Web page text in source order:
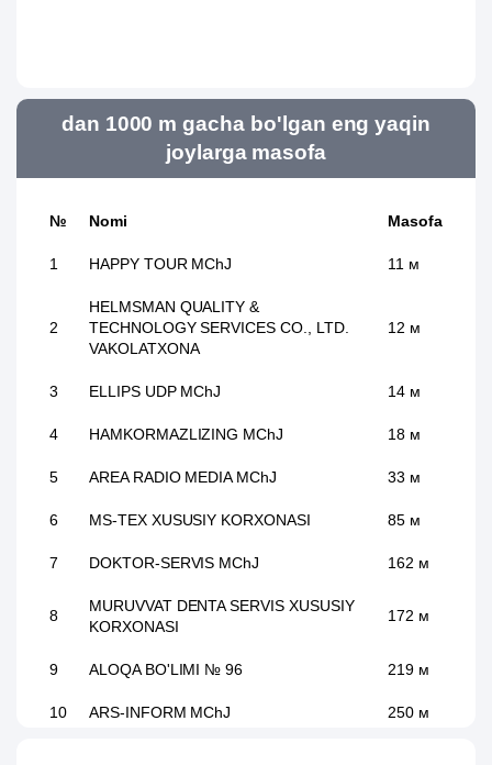
dan 1000 m gacha bo'lgan eng yaqin
joylarga masofa
№ Nomi Masofa
1 HAPPY TOUR MChJ 11 м
2
HELMSMAN QUALITY &
TECHNOLOGY SERVICES CO., LTD.
VAKOLATXONA
12 м
3 ELLIPS UDP MChJ 14 м
4 HAMKORMAZLIZING MChJ 18 м
5 AREA RADIO MEDIA MChJ 33 м
6 MS-TEX XUSUSIY KORXONASI 85 м
7 DOKTOR-SERVIS MChJ 162 м
8
MURUVVAT DENTA SERVIS XUSUSIY
KORXONASI
172 м
9 ALOQA BO'LIMI № 96 219 м
10 ARS-INFORM MChJ 250 м